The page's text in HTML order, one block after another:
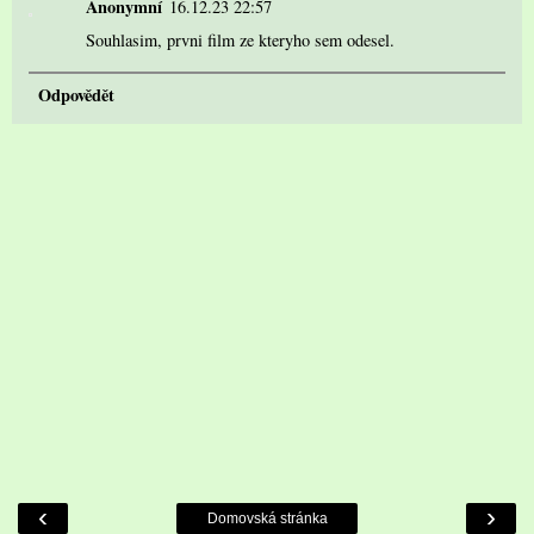
Anonymní 16.12.23 22:57
Souhlasim, prvni film ze kteryho sem odesel.
Odpovědět
‹ ›
Domovská stránka